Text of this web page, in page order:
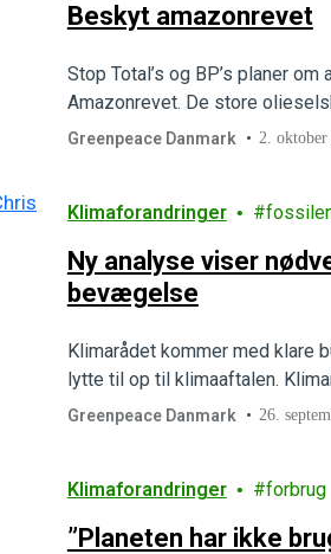
Beskyt amazonrevet
Stop Total’s og BP’s planer
Amazonrevet. De store
Greenpeace Danmark 2. oktober
Klimaforandringer
Ny analyse viser
bevægelse
Klimarådet kommer med klare
lytte til op til klimaaftalen.
Greenpeace Danmark 26.
Klimaforandringer forbrug
”Planeten har ikke